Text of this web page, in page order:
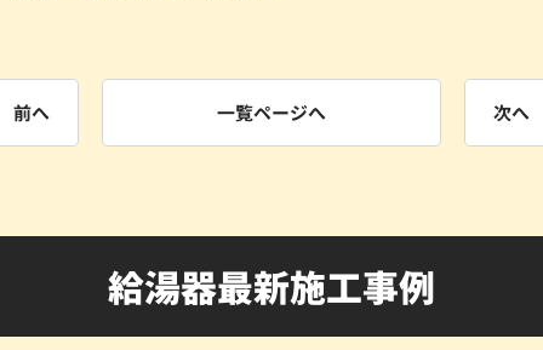
前へ 一覧ページへ 次へ
給湯器最新施工事例